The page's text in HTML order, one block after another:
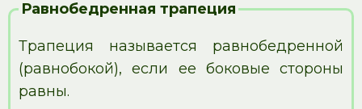
Равнобедренная трапеция
Трапеция называется равнобедренной
(равнобокой), если ее боковые стороны
равны.